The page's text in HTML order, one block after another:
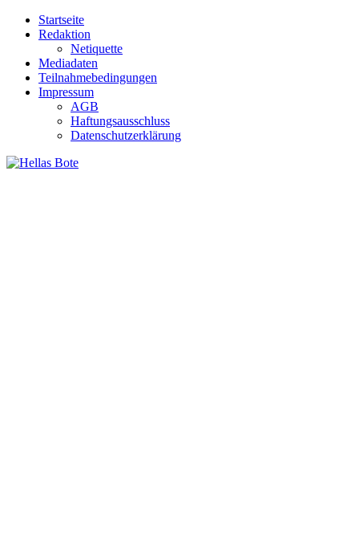
Zum
Inhalt
Startseite
Redaktion
Netiquette
Mediadaten
Teilnahmebedingungen
Impressum
AGB
Haftungsausschluss
Datenschutzerklärung